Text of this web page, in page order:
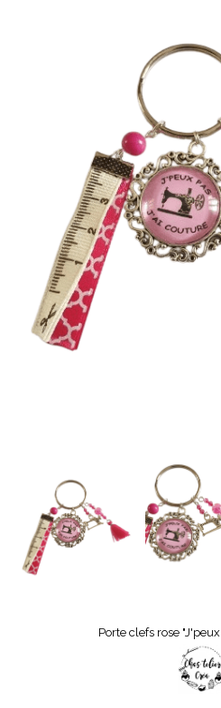
Porte clefs rose